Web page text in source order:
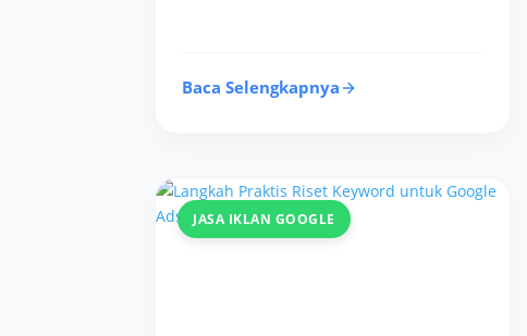
Baca Selengkapnya
JASA IKLAN GOOGLE